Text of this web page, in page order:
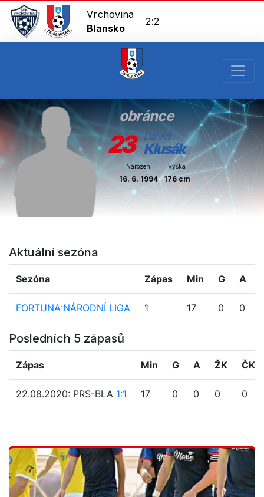
Vrchovina
Blansko
2:2
obránce
23 David
Klusák
Narozen
16. 6. 1994
Výška
176 cm
Aktuální sezóna
Sezóna Zápas Min G A
FORTUNA:NÁRODNÍ LIGA 1 17 0 0
Posledních 5 zápasů
Zápas Min G A ŽK ČK
22.08.2020: PRS-BLA 1:1 17 0 0 0 0